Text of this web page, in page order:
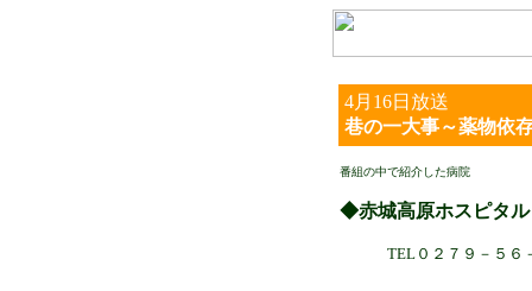
4月16日放送
巷の一大事～薬物依
番組の中で紹介した病院
◆赤城高原ホスピタ
TEL０２７９－５６